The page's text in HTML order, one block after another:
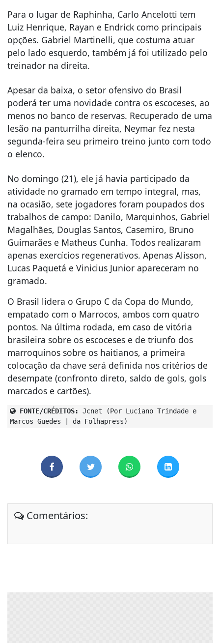
Para o lugar de Raphinha, Carlo Ancelotti tem
Luiz Henrique, Rayan e Endrick como principais
opções. Gabriel Martinelli, que costuma atuar
pelo lado esquerdo, também já foi utilizado pelo
treinador na direita.
Apesar da baixa, o setor ofensivo do Brasil
poderá ter uma novidade contra os escoceses, ao
menos no banco de reservas. Recuperado de uma
lesão na panturrilha direita, Neymar fez nesta
segunda-feira seu primeiro treino junto com todo
o elenco.
No domingo (21), ele já havia participado da
atividade no gramado em tempo integral, mas,
na ocasião, sete jogadores foram poupados dos
trabalhos de campo: Danilo, Marquinhos, Gabriel
Magalhães, Douglas Santos, Casemiro, Bruno
Guimarães e Matheus Cunha. Todos realizaram
apenas exercícios regenerativos. Apenas Alisson,
Lucas Paquetá e Vinicius Junior apareceram no
gramado.
O Brasil lidera o Grupo C da Copa do Mundo,
empatado com o Marrocos, ambos com quatro
pontos. Na última rodada, em caso de vitória
brasileira sobre os escoceses e de triunfo dos
marroquinos sobre os haitianos, a primeira
colocação da chave será definida nos critérios de
desempate (confronto direto, saldo de gols, gols
marcados e cartões).
FONTE/CRÉDITOS:
Jcnet (Por Luciano Trindade e
Marcos Guedes | da Folhapress)
Comentários: